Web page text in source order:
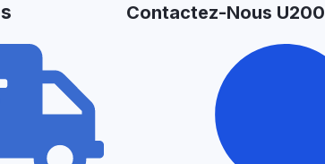
Contactez-Nous